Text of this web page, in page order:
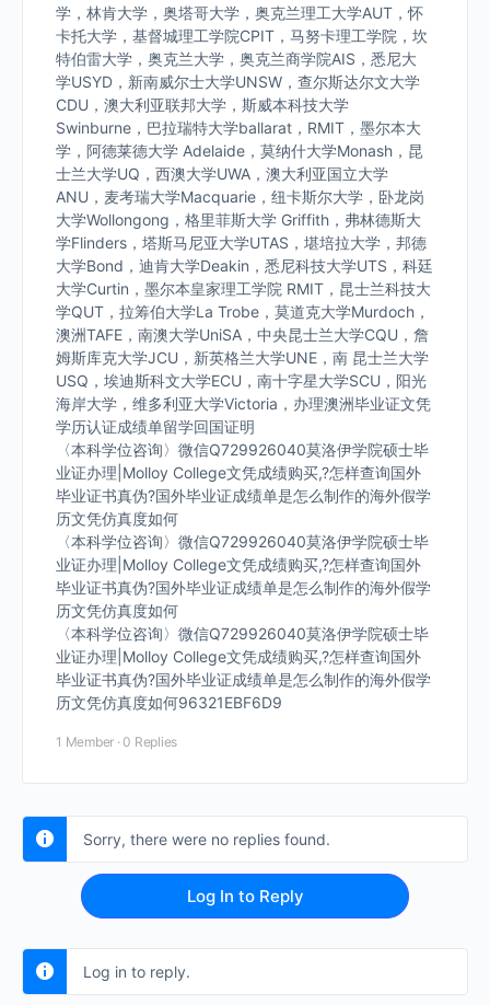
学，林肯大学，奥塔哥大学，奥克兰理工大学AUT，怀
卡托大学，基督城理工学院CPIT，马努卡理工学院，坎
特伯雷大学，奥克兰大学，奥克兰商学院AIS，悉尼大
学USYD，新南威尔士大学UNSW，查尔斯达尔文大学
CDU，澳大利亚联邦大学，斯威本科技大学
Swinburne，巴拉瑞特大学ballarat，RMIT，墨尔本大
学，阿德莱德大学 Adelaide，莫纳什大学Monash，昆
士兰大学UQ，西澳大学UWA，澳大利亚国立大学
ANU，麦考瑞大学Macquarie，纽卡斯尔大学，卧龙岗
大学Wollongong，格里菲斯大学 Griffith，弗林德斯大
学Flinders，塔斯马尼亚大学UTAS，堪培拉大学，邦德
大学Bond，迪肯大学Deakin，悉尼科技大学UTS，科廷
大学Curtin，墨尔本皇家理工学院 RMIT，昆士兰科技大
学QUT，拉筹伯大学La Trobe，莫道克大学Murdoch，
澳洲TAFE，南澳大学UniSA，中央昆士兰大学CQU，詹
姆斯库克大学JCU，新英格兰大学UNE，南 昆士兰大学
USQ，埃迪斯科文大学ECU，南十字星大学SCU，阳光
海岸大学，维多利亚大学Victoria，办理澳洲毕业证文凭
学历认证成绩单留学回国证明
〈本科学位咨询〉微信Q729926040莫洛伊学院硕士毕
业证办理|Molloy College文凭成绩购买,?怎样查询国外
毕业证书真伪?国外毕业证成绩单是怎么制作的海外假学
历文凭仿真度如何
〈本科学位咨询〉微信Q729926040莫洛伊学院硕士毕
业证办理|Molloy College文凭成绩购买,?怎样查询国外
毕业证书真伪?国外毕业证成绩单是怎么制作的海外假学
历文凭仿真度如何
〈本科学位咨询〉微信Q729926040莫洛伊学院硕士毕
业证办理|Molloy College文凭成绩购买,?怎样查询国外
毕业证书真伪?国外毕业证成绩单是怎么制作的海外假学
历文凭仿真度如何96321EBF6D9
1 Member · 0 Replies
Sorry, there were no replies found.
Log In to Reply
Log in to reply.